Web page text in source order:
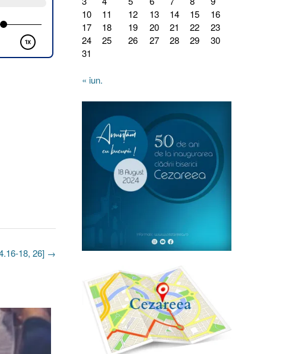
18, 26] →
10
11 12 13 14 15
16
17
18 19 20 21 22
23
24
25 26 27 28 29
30
31
« iun.